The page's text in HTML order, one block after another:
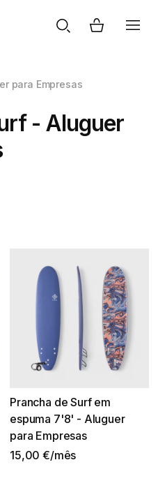
para Empresas
- Aluguer
Prancha de Surf em
espuma 7'8' - Aluguer
para Empresas
15,00 €/mês